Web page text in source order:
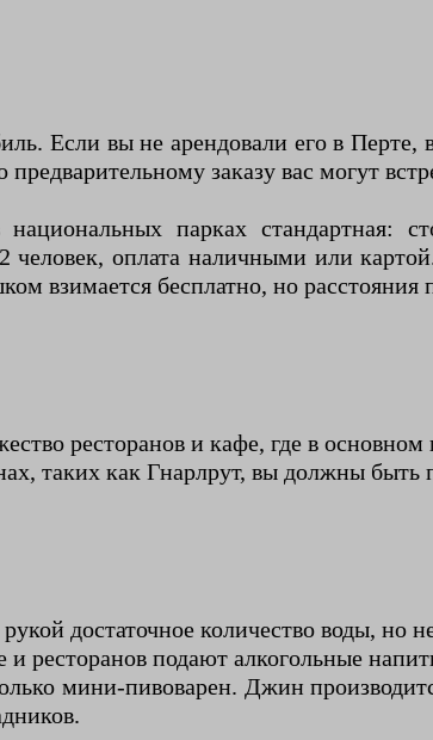
Если вы не арендовали его в Перте,
предварительному заказу вас могут
парках стандартная:
человек, оплата наличными или
взимается бесплатно, но
ресторанов и кафе, где в
таких как Гнарлрут, вы должны
достаточное количество воды, но
ресторанов подают алкогольные
мини-пивоварен. Джин